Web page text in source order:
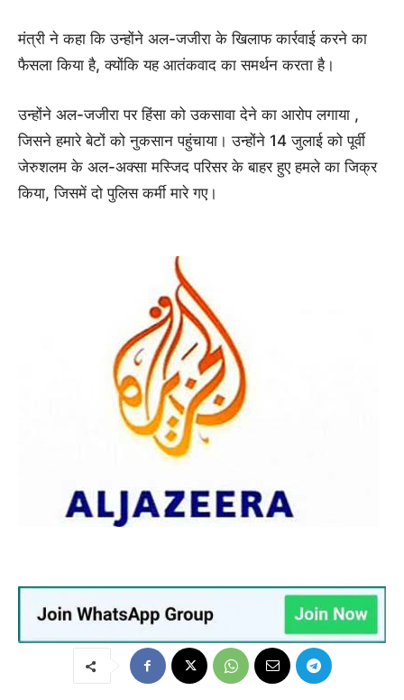
मंत्री ने कहा कि उन्होंने अल-जजीरा के खिलाफ कार्रवाई करने का
फैसला किया है, क्योंकि यह आतंकवाद का समर्थन करता है।
उन्होंने अल-जजीरा पर हिंसा को उकसावा देने का आरोप लगाया ,
जिसने हमारे बेटों को नुकसान पहुंचाया। उन्होंने 14 जुलाई को पूर्वी
जेरुशलम के अल-अक्सा मस्जिद परिसर के बाहर हुए हमले का जिक्र
किया, जिसमें दो पुलिस कर्मी मारे गए।